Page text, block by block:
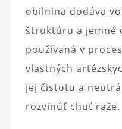
obilnina dodáva
štruktúru a jemné
používaná v
vlastných
jej čistotu a
rozvinúť chuť raže.